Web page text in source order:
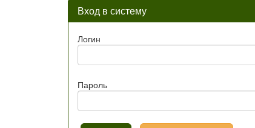
Вход в систему
Логин
Пароль